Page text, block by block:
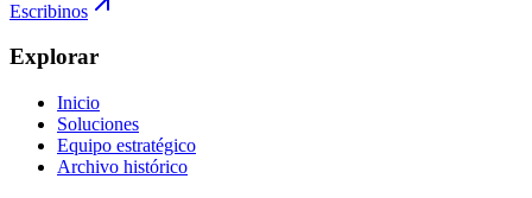
Escribinos
Explorar
Inicio
Soluciones
Equipo estratégico
Archivo histórico